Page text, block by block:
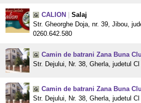
CALION
Salaj
Str. Gheorghe Doja, nr. 39, Jibou,
0260.642.580
Camin de batrani Zana Buna
Str. Dejului, Nr. 38, Gherla, judetul
Camin de batrani Zana Buna
Str. Dejului, Nr. 38, Gherla, judetul